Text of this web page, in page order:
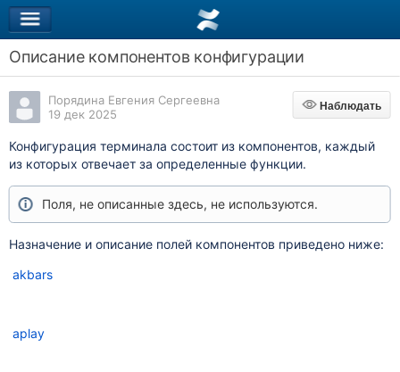
Описание компонентов конфигурации
Порядина Евгения Сергеевна
19 дек 2025
Наблюдать
Наблюдать
Конфигурация терминала состоит из компонентов, каждый
из которых отвечает за определенные функции.
Поля, не описанные здесь, не используются.
Назначение и описание полей компонентов приведено ниже:
akbars
aplay